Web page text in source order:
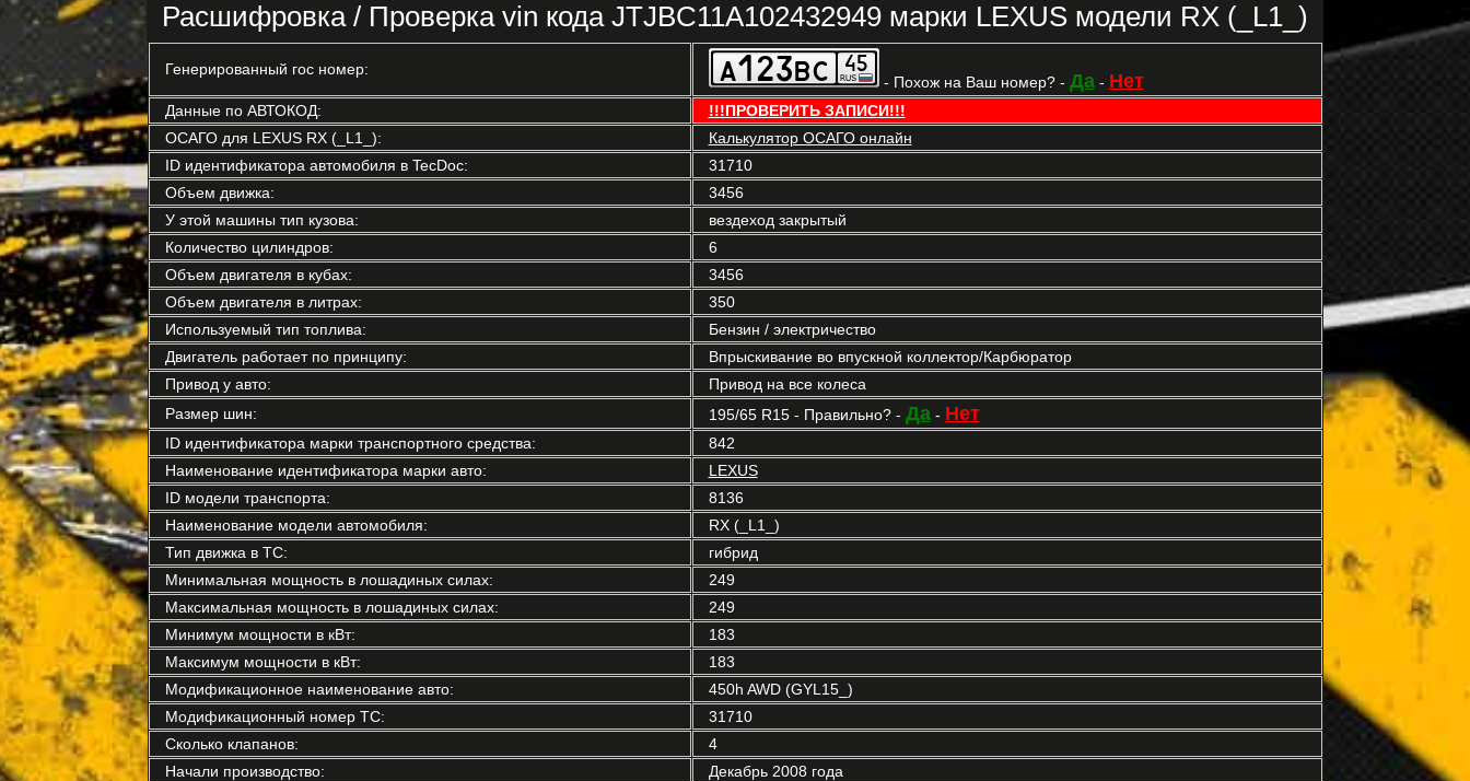
Расшифровка / Проверка vin кода JTJBC11A102432949 марки LEXUS модели RX (_L1_)
Генерированный гос номер:
- Похож на Ваш номер? - Да- Нет
Данные по АВТОКОД:
!!!ПРОВЕРИТЬ ЗАПИСИ!!!
ОСАГО для LEXUS RX (_L1_):
Калькулятор ОСАГО онлайн
ID идентификатора автомобиля в TecDoc:
31710
Объем движка:
3456
У этой машины тип кузова:
вездеход закрытый
Количество цилиндров:
6
Объем двигателя в кубах:
3456
Объем двигателя в литрах:
350
Используемый тип топлива:
Бензин / электричество
Двигатель работает по принципу:
Впрыскивание во впускной коллектор/Карбюратор
Привод у авто:
Привод на все колеса
Размер шин:
195/65 R15 - Правильно? - Да- Нет
ID идентификатора марки транспортного средства:
842
Наименование идентификатора марки авто:
LEXUS
ID модели транспорта:
8136
Наименование модели автомобиля:
RX (_L1_)
Тип движка в ТС:
гибрид
Минимальная мощность в лошадиных силах:
249
Максимальная мощность в лошадиных силах:
249
Минимум мощности в кВт:
183
Максимум мощности в кВт:
183
Модификационное наименование авто:
450h AWD (GYL15_)
Модификационный номер ТС:
31710
Сколько клапанов:
4
Начали производство:
Декабрь 2008 года